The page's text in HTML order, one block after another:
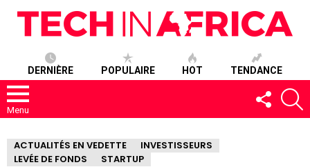
DERNIÈRE POPULAIRE HOT TENDANCE
Menu
SUIVEZ-
NOUS
ACTUALITÉS EN VEDETTE
INVESTISSEURS
LEVÉE DE FONDS
STARTUP